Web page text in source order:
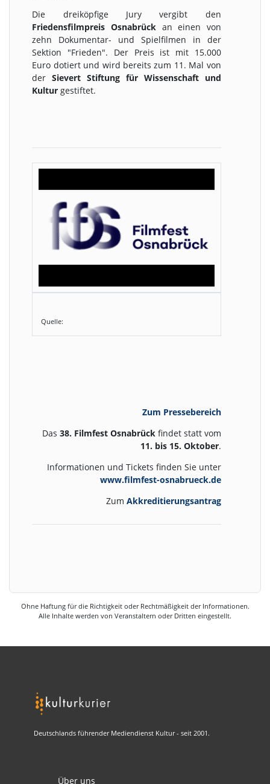
Die dreiköpfige Jury vergibt den
Friedensfilmpreis Osnabrückan einen von
zehn Dokumentar- und Spielfilmen in der
Sektion "Frieden". Der Preis ist mit 15.000
Euro dotiert und wird bereits zum 11. Mal von
derSievert Stiftung für Wissenschaft und
Kultur gestiftet.
Quelle:
Zum Pressebereich
Das 38. Filmfest Osnabrückfindet statt vom
11. bis 15. Oktober.
Informationen und Tickets finden Sie unter
www.filmfest-osnabrueck.de
Zum Akkreditierungsantrag
Ohne Haftung für die Richtigkeit oder Rechtmäßigkeit der Informationen.
Alle Inhalte werden von Veranstaltern oder Dritten eingestellt.
Deutschlands führender Mediendienst Kultur - seit 2001.
Über uns